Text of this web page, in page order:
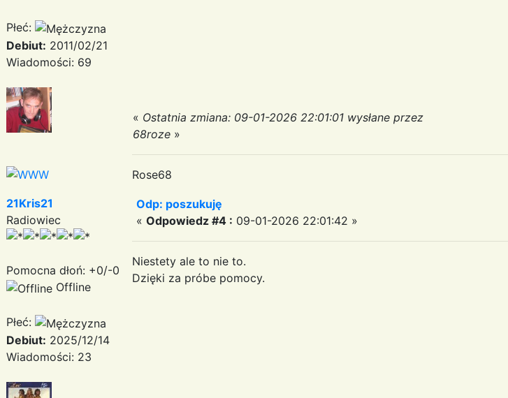
Płeć:
Debiut: 2011/02/21
Wiadomości: 69
« Ostatnia zmiana: 09-01-2026 22:01:01 wysłane przez
68roze »
Rose68
21Kris21
Radiowiec
Pomocna dłoń: +0/-0
Offline
Płeć:
Debiut: 2025/12/14
Wiadomości: 23
Odp: poszukuję
« Odpowiedz #4 : 09-01-2026 22:01:42 »
Niestety ale to nie to.
Dzięki za próbe pomocy.